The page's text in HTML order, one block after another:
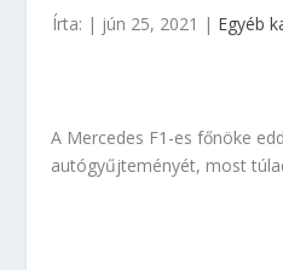
Írta: | jún 25, 2021 | Egyéb
A Mercedes F1-es főnöke
autógyűjteményét, most